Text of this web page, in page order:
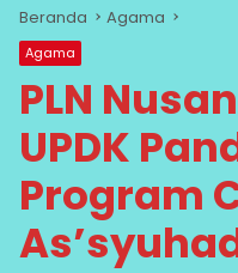
Beranda Agama
Agama
PLN
UPDK
Program